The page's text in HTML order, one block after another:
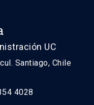
UC
Santiago, Chile
4028